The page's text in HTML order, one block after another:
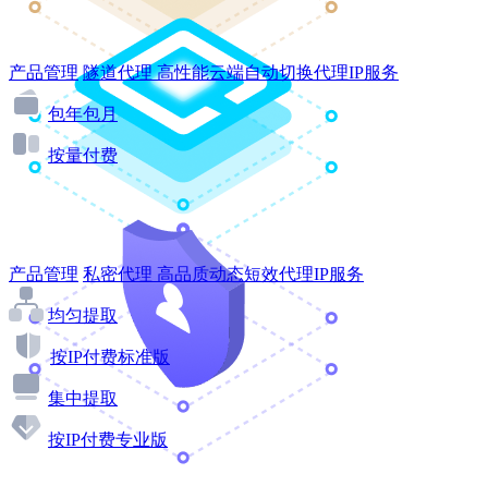
产品管理 隧道代理 高性能云端自动切换代理IP服务
包年包月
按量付费
产品管理 私密代理 高品质动态短效代理IP服务
均匀提取
按IP付费标准版
集中提取
按IP付费专业版